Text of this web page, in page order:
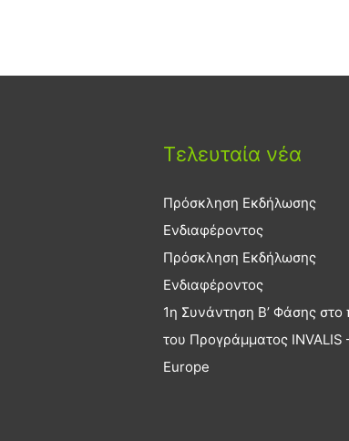
Τελευταία νέα
Πρόσκληση Εκδήλωσης
Ενδιαφέροντος
Πρόσκληση Εκδήλωσης
Ενδιαφέροντος
1η Συνάντηση Β’ Φάσης στο
του Προγράμματος INVALIS
Europe